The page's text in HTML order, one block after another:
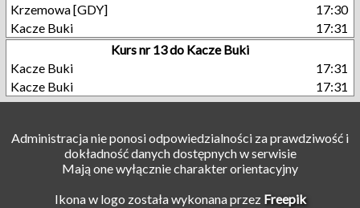
Krzemowa [GDY]
17:30
Kacze Buki
17:31
Kurs nr 13 do Kacze Buki
Kacze Buki
17:31
Kacze Buki
17:31
Administracja nie ponosi odpowiedzialności za prawdziwość i
dokładność danych dostępnych w serwisie
Mają one wyłącznie charakter orientacyjny
Ikona w logo została wykonana przez Freepik